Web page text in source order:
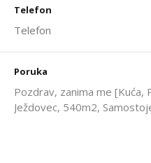
Telefon
Poruka